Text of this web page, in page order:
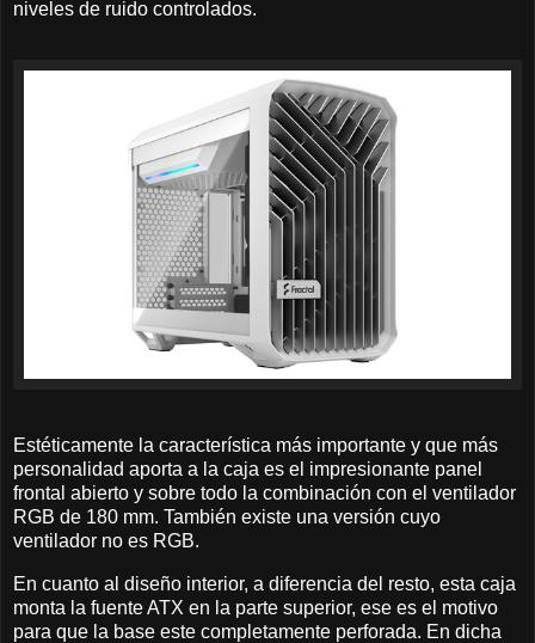
niveles de ruido controlados.
Estéticamente la característica más importante y que más
personalidad aporta a la caja es el impresionante panel
frontal abierto y sobre todo la combinación con el ventilador
RGB de 180 mm. También existe una versión cuyo
ventilador no es RGB.
En cuanto al diseño interior, a diferencia del resto, esta caja
monta la fuente ATX en la parte superior, ese es el motivo
para que la base este completamente perforada. En dicha